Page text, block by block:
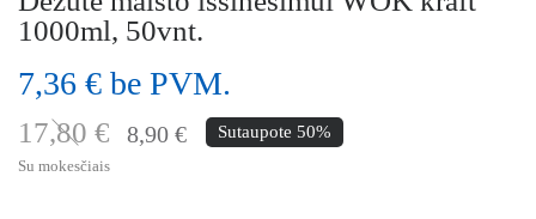
1000ml, 50vnt.
7,36 € be PVM.
17,80 € 8,90 € Sutaupote 50%
Su mokesčiais